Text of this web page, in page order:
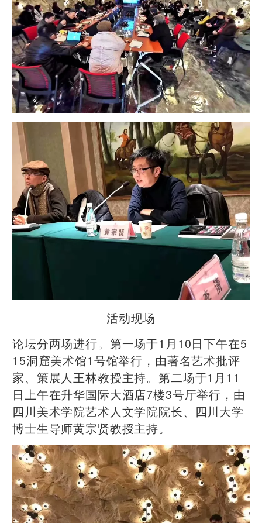
活动现场
论坛分两场进行。第一场于1月10日下午在5
15洞窟美术馆1号馆举行，由著名艺术批评
家、策展人王林教授主持。第二场于1月11
日上午在升华国际大酒店7楼3号厅举行，由
四川美术学院艺术人文学院院长、四川大学
博士生导师黄宗贤教授主持。